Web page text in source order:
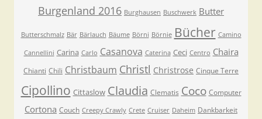
Burgenland 2016 Burghausen Buschwerk Butter
Butterschmalz Bär Bärlauch Bäume Börni Börnie Bücher Camino
Cannellini Carina Carlo Casanova Caterina Ceci Centro Chaira
Chianti Chili Christbaum Christl Christrose Cinque Terre
Cipollino Cittaslow Claudia Clematis Coco Computer
Cortona Couch Creepy Crawly Crete Cruiser Daheim Dankbarkeit